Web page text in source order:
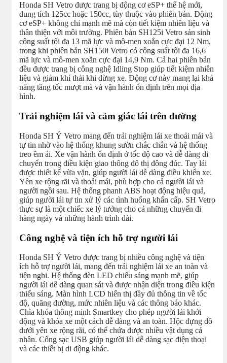
Honda SH Vetro được trang bị động cơ eSP+ thế hệ mới,
dung tích 125cc hoặc 150cc, tùy thuộc vào phiên bản. Động
cơ eSP+ không chỉ mạnh mẽ mà còn tiết kiệm nhiên liệu và
thân thiện với môi trường. Phiên bản SH125i Vetro sản sinh
công suất tối đa 13 mã lực và mô-men xoắn cực đại 12 Nm,
trong khi phiên bản SH150i Vetro có công suất tối đa 16,6
mã lực và mô-men xoắn cực đại 14,9 Nm. Cả hai phiên bản
đều được trang bị công nghệ Idling Stop giúp tiết kiệm nhiên
liệu và giảm khí thải khi dừng xe. Động cơ này mang lại khả
năng tăng tốc mượt mà và vận hành ổn định trên mọi địa
hình.
Trải nghiệm lái và cảm giác lái trên đường
Honda SH Ý Vetro mang đến trải nghiệm lái xe thoải mái và
tự tin nhờ vào hệ thống khung sườn chắc chắn và hệ thống
treo êm ái. Xe vận hành ổn định ở tốc độ cao và dễ dàng di
chuyển trong điều kiện giao thông đô thị đông đúc. Tay lái
được thiết kế vừa vặn, giúp người lái dễ dàng điều khiển xe.
Yên xe rộng rãi và thoải mái, phù hợp cho cả người lái và
người ngồi sau. Hệ thống phanh ABS hoạt động hiệu quả,
giúp người lái tự tin xử lý các tình huống khẩn cấp. SH Vetro
thực sự là một chiếc xe lý tưởng cho cả những chuyến đi
hàng ngày và những hành trình dài.
Công nghệ và tiện ích hỗ trợ người lái
Honda SH Ý Vetro được trang bị nhiều công nghệ và tiện
ích hỗ trợ người lái, mang đến trải nghiệm lái xe an toàn và
tiện nghi. Hệ thống đèn LED chiếu sáng mạnh mẽ, giúp
người lái dễ dàng quan sát và được nhận diện trong điều kiện
thiếu sáng. Màn hình LCD hiển thị đầy đủ thông tin về tốc
độ, quãng đường, mức nhiên liệu và các thông báo khác.
Chìa khóa thông minh Smartkey cho phép người lái khởi
động và khóa xe một cách dễ dàng và an toàn. Hộc đựng đồ
dưới yên xe rộng rãi, có thể chứa được nhiều vật dụng cá
nhân. Cổng sạc USB giúp người lái dễ dàng sạc điện thoại
và các thiết bị di động khác.